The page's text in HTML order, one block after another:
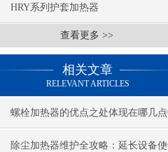
HRY系列护套加热器
查看更多 >>
相关文章
RELEVANT ARTICLES
螺栓加热器的优点之处体现在哪几点
除尘加热器维护全攻略：延长设备使